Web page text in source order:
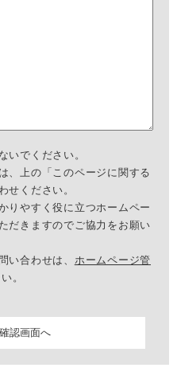
いでください。
、上の「このページに関する
せください。
りやすく役に立つホームペー
だきますのでご協力をお願い
い合わせは、 ホームページ管
。